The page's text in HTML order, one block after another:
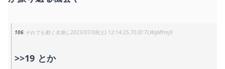
106 それでも動く名無し 2023/07/08(土) 12:14:25.70 7LWgMYmj0
>>19 とか